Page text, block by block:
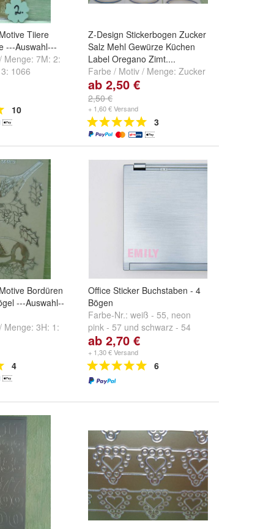
Tiiere
---Auswahl---
Menge: 7M: 2:
1066
10
Z-Design Stickerbogen Zucker
Salz Mehl Gewürze Küchen
Label Oregano Zimt....
Farbe / Motiv / Menge: Zucker
Salz & Co 4 Bogen
Semmelbrösel 3 Bogen
Oregano & Gewürze 2 Bogen
ab 2,50 €
2,50 €
+ 1,60 € Versand
3
Bordüren
---Auswahl--
Menge: 3H: 1:
klar-silber
Gravur klar
4
Office Sticker Buchstaben - 4
Bögen
Farbe-Nr.: weiß - 55, neon
pink - 57 und schwarz - 54
ab 2,70 €
+ 1,30 € Versand
6